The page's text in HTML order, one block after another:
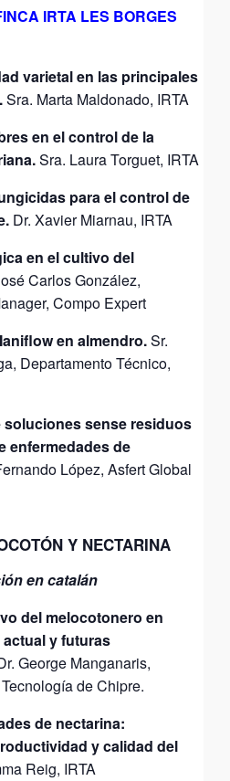
IRTA LES BORGES
varietal en las principales
Sra. Marta Maldonado, IRTA
en el control de la
Sra. Laura Torguet, IRTA
para el control de
Dr. Xavier Miarnau, IRTA
en el cultivo del
Carlos González,
Compo Expert
en almendro.Sr.
Departamento Técnico,
soluciones sense residuos
enfermedades de
López, Asfert Global
Y NECTARINA
en catalán
del melocotonero en
y futuras
George Manganaris,
de Chipre.
de nectarina:
y calidad del
Reig, IRTA